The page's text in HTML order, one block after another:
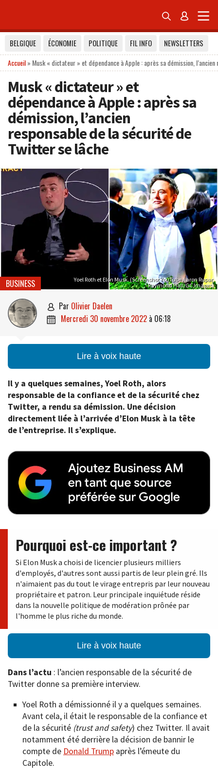
 
BELGIQUE ÉCONOMIE POLITIQUE FIL INFO
NEWSLETTERS
Accueil» Musk « dictateur » et dépendance à Apple : après sa démission,
Musk « dictateur » et
dépendance à Apple : après sa
démission, l’ancien
responsable de la sécurité de
Twitter se lâche
Yoel Roth et Elon Musk. (Screenshot YouTube Aaron Rupar,
Raymond Hall/GC Images)
BUSINESS
 par Olivier Daelen
 mercredi 30 novembre 2022 à 06:18
Lire à voix haute
Il y a quelques semaines, Yoel Roth, alors
responsable de la confiance et de la sécurité chez
Twitter, a rendu sa démission. Une décision
directement liée à l’arrivée d’Elon Musk à la tête
de l’entreprise. Il s’explique.
Pourquoi est-ce important ?
Si Elon Musk a choisi de licencier plusieurs milliers
d'employés, d'autres sont aussi partis de leur plein gré. Ils
n'aimaient pas du tout le virage entrepris par leur nouveau
propriétaire et patron. Leur principale inquiétude réside
dans la nouvelle politique de modération prônée par
l'homme le plus riche du monde.
Lire à voix haute
Dans l’actu : l’ancien responsable de la sécurité de
Twitter donne sa première interview.
Yoel Roth a démissionné il y a quelques semaines.
Avant cela, il était le responsable de la confiance et
de la sécurité (trust and safety) chez Twitter. Il avait
notamment été derrière la décision de bannir le
compte de Donald Trump après l’émeute du
Capitole.